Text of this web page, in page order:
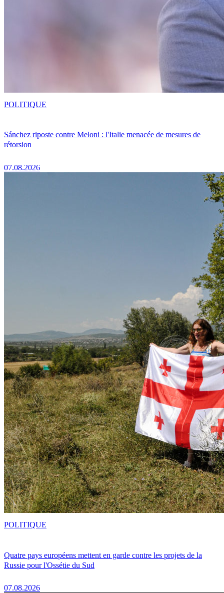
Sánchez riposte contre Meloni : l'Italie menacée de mesures de
rétorsion
07.08.2026
POLITIQUE
Quatre pays européens mettent en garde contre les projets de la
Russie pour l'Ossétie du Sud
07.08.2026
POLITIQUE